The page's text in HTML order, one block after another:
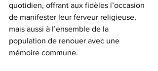
quotidien, offrant aux fidèles l’occasion
de manifester leur ferveur religieuse,
mais aussi à l’ensemble de la
population de renouer avec une
mémoire commune.